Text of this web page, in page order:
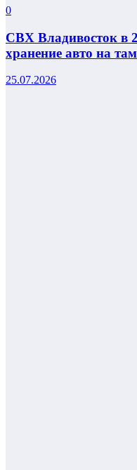
0
СВХ Владивосток в
хранение авто на
25.07.2026